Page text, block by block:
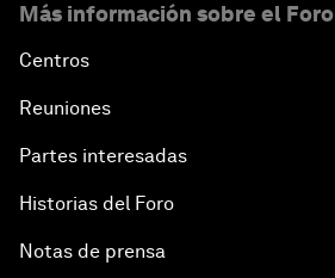
Más información sobre el Foro
Centros
Reuniones
Partes interesadas
Historias del Foro
Notas de prensa